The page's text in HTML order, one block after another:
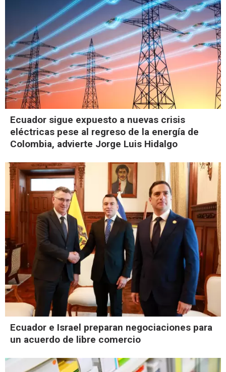
Ecuador sigue expuesto a nuevas crisis
eléctricas pese al regreso de la energía de
Colombia, advierte Jorge Luis Hidalgo
Ecuador e Israel preparan negociaciones para
un acuerdo de libre comercio